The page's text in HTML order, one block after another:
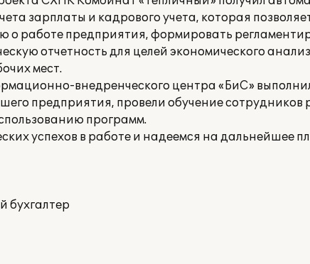
зарплаты и кадрового учета, которая
работе предприятия, формировать
отчетность для целей экономического
мест.
внедренческого центра «БиС»
предприятия, провели обучение
программ.
успехов в работе и надеемся на дальнейшее
бухгалтер